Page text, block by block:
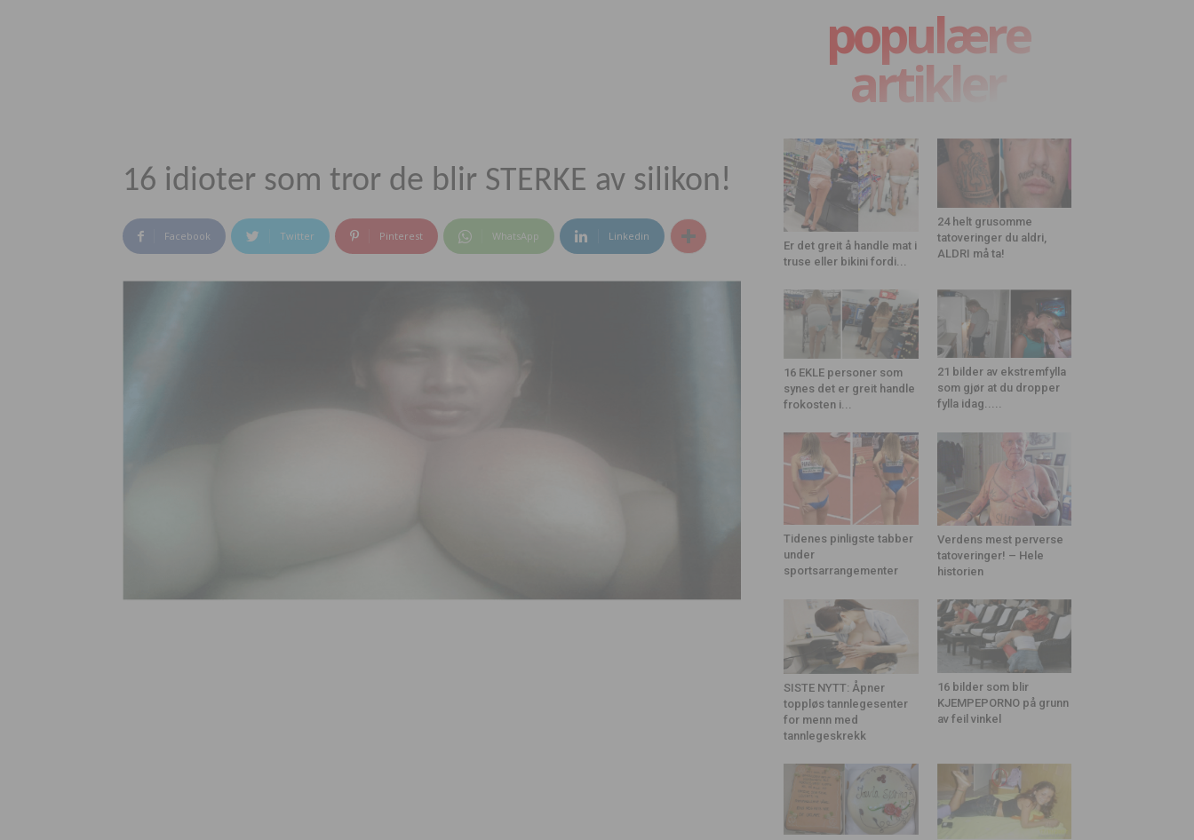
16 idioter som tror de blir STERKE av silikon!
Facebook Twitter Pinterest WhatsApp Linkedin
populære
artikler
Er det greit å handle mat i
truse eller bikini fordi...
24 helt grusomme
tatoveringer du aldri,
ALDRI må ta!
16 EKLE personer som
synes det er greit handle
frokosten i...
21 bilder av ekstremfylla
som gjør at du dropper
fylla idag.....
Tidenes pinligste tabber
under
sportsarrangementer
Verdens mest perverse
tatoveringer! – Hele
historien
SISTE NYTT: Åpner
toppløs tannlegesenter
for menn med
tannlegeskrekk
16 bilder som blir
KJEMPEPORNO på grunn
av feil vinkel